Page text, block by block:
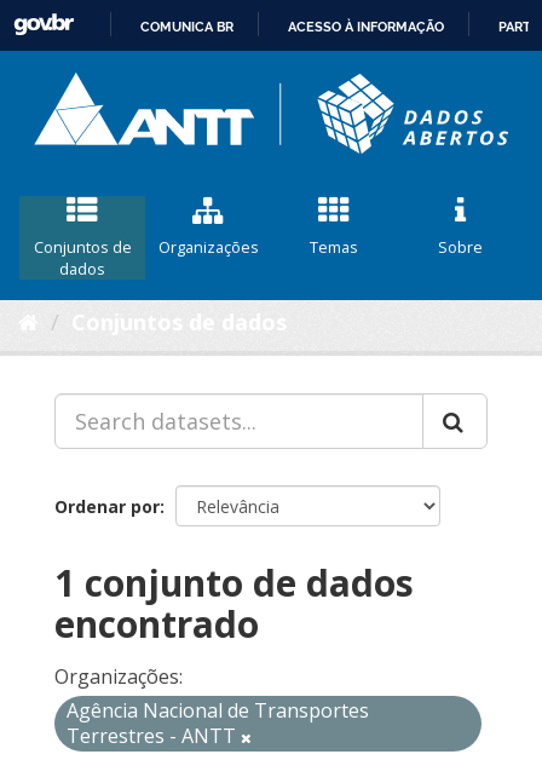
CONTEÚDO
COMUNICA BR ACESSO À INFORMAÇÃO
Conjuntos de
dados
Organizações Temas Sobre
Ordenar por
1 conjunto de dados
encontrado
Organizações:
Agência Nacional de Transportes
Terrestres - ANTT